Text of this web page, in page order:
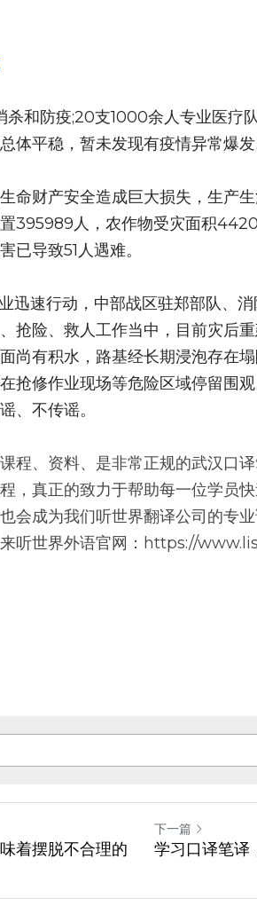
杀和防疫;20支1000余人专业医疗
体平稳，暂未发现有疫情异常爆发
命财产安全造成巨大损失，生产
395989人，农作物受灾面积
已导致51人遇难。
迅速行动，中部战区驻郑部队、
抢险、救人工作当中，目前灾后
尚有积水，路基经长期浸泡存在
抢修作业现场等危险区域停留围
、不传谣。
程、资料、是非常正规的武汉口
，真正的致力于帮助每一位学员
会成为我们听世界翻译公司的专
来听世界外语官网：https://
着摆脱不合理的
下一篇
学习口译笔译